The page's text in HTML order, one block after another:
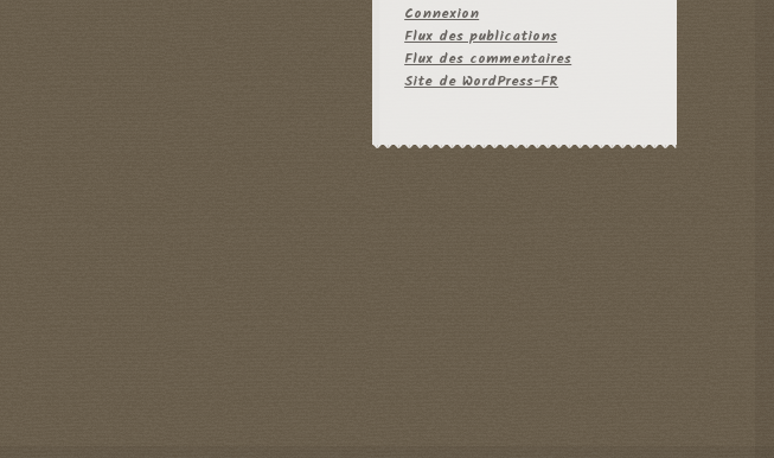
Connexion
Flux des publications
Flux des commentaires
Site de WordPress-FR